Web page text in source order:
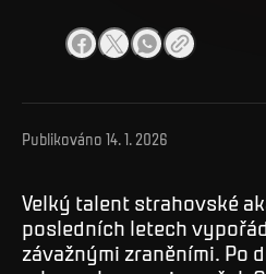
Publikováno 14. 1. 2026
Velký talent strahovské
posledních letech
závažnými zraněními. Po